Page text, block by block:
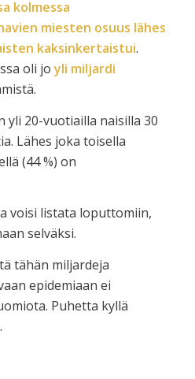
kolmessa
miesten osuus lähes
kaksinkertaistui.
oli joyli miljardi
yli 20-vuotiailla naisilla 30
Lähes joka toisella
(44 %) on
voisi listata loputtomiin,
selväksi.
tähän miljardeja
epidemiaan ei
Puhetta kyllä